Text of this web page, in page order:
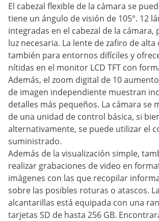
El cabezal flexible de la cámara se
tiene un ángulo de visión de 105°. 12
integradas en el cabezal de la
luz necesaria. La lente de zafiro de alta
también para entornos difíciles y
nítidas en el monitor LCD TFT con
Además, el zoom digital de 10
de imagen independiente muestran
detalles más pequeños. La cámara se
de una unidad de control básica, si
alternativamente, se puede utilizar el
suministrado.
Además de la visualización simple,
realizar grabaciones de video en
imágenes con las que recopilar
sobre las posibles roturas o atascos.
alcantarillas está equipada con una
tarjetas SD de hasta 256 GB.